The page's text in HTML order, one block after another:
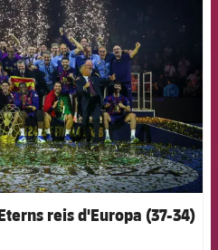
reis d'Europa (37-34)